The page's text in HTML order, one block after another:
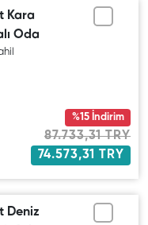
Kara
Oda
%15 İndirim
87.733,31 TRY
74.573,31 TRY
Deniz